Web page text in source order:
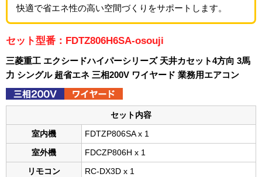
快適で省エネ性の高い空間づくりをサポートします。
セット型番：FDTZ806H6SA-osouji
三菱重工 エクシードハイパーシリーズ 天井カセット4方向 3馬
力 シングル 超省エネ 三相200V ワイヤード 業務用エアコン
セット内容
室内機 FDTZP806SA x 1
室外機 FDCZP806H x 1
リモコン RC-DX3D x 1